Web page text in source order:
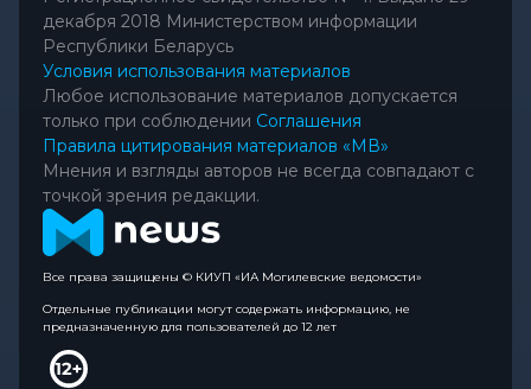
декабря 2018 Министерством информации
Республики Беларусь
Условия использования материалов
Любое использование материалов допускается
только при соблюдении Соглашения
Правила цитирования материалов «МВ»
Мнения и взгляды авторов не всегда совпадают с
точкой зрения редакции.
Все права защищены © КИУП «ИА Могилевские ведомости»
Отдельные публикации могут содержать информацию, не
предназначенную для пользователей до 12 лет